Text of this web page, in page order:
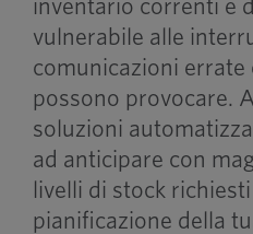
inventario correnti e
vulnerabile alle
comunicazioni
possono provocare.
soluzioni
ad anticipare con
livelli di stock
pianificazione della